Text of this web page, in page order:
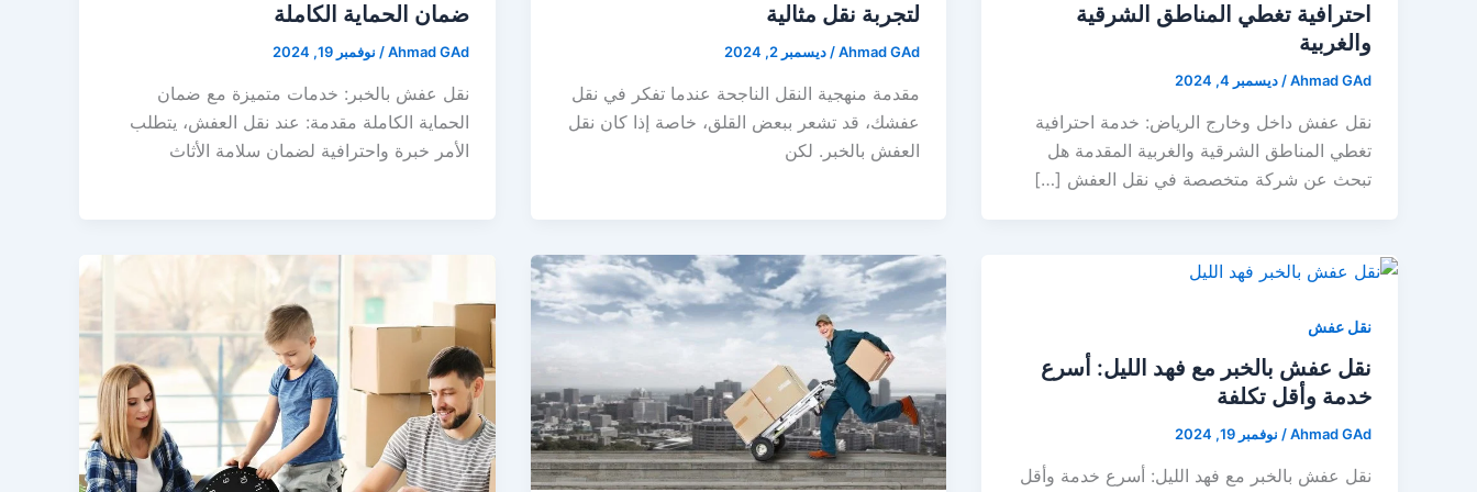
احترافية تغطي المناطق الشرقية
والغربية
Ahmad GAd
/ديسمبر 4, 2024
نقل عفش داخل وخارج الرياض: خدمة احترافية
تغطي المناطق الشرقية والغربية المقدمة هل
تبحث عن شركة متخصصة في نقل العفش […]
لتجربة نقل مثالية
Ahmad GAd
/ديسمبر 2, 2024
مقدمة منهجية النقل الناجحة عندما تفكر في نقل
عفشك، قد تشعر ببعض القلق، خاصة إذا كان نقل
العفش بالخبر. لكن
ضمان الحماية الكاملة
Ahmad GAd
/ نوفمبر 19, 2024
نقل عفش بالخبر: خدمات متميزة مع ضمان
الحماية الكاملة مقدمة: عند نقل العفش، يتطلب
الأمر خبرة واحترافية لضمان سلامة الأثاث
نقل عفش
نقل عفش بالخبر مع فهد الليل: أسرع
خدمة وأقل تكلفة
Ahmad GAd
/ نوفمبر 19, 2024
نقل عفش بالخبر مع فهد الليل: أسرع خدمة وأقل